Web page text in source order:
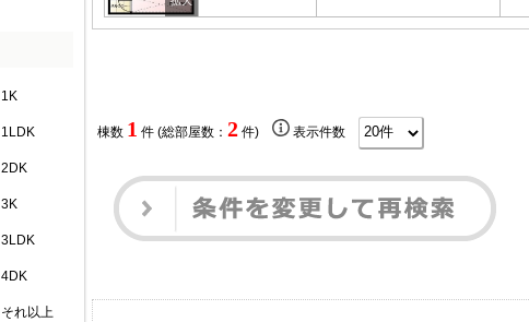
棟数 1 件 (総部屋数： 2 件) 表示件数
1K
1LDK
2DK
3K
3LDK
4DK
それ以上